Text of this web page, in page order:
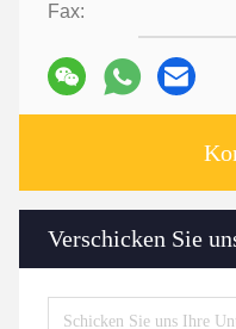
Fax:
Verschicken Sie